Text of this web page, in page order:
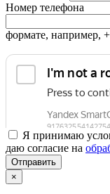
Номер телефона
формате, например,
Я принимаю
даю согласие на
×